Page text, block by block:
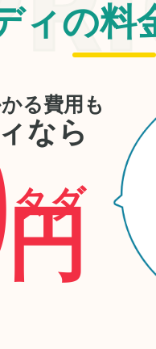
ィの料
る費用も
なら
円
タダ